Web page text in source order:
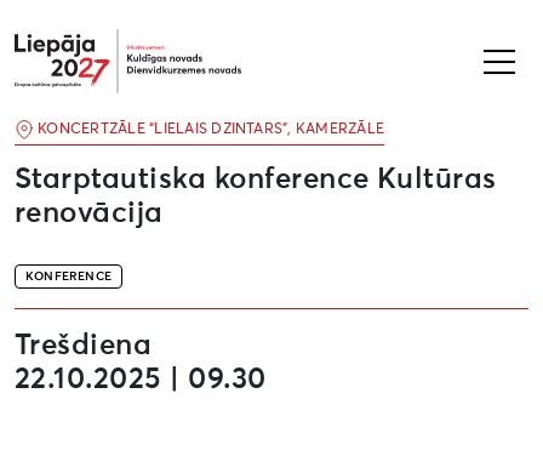
Liepāja2027
KONFERENCE
Starptautiska konference Kultūras
renovācija
KONCERTZĀLE “LIELAIS DZINTARS”, KAMERZĀLE
Trešdiena
22.10.2025 | 09.30